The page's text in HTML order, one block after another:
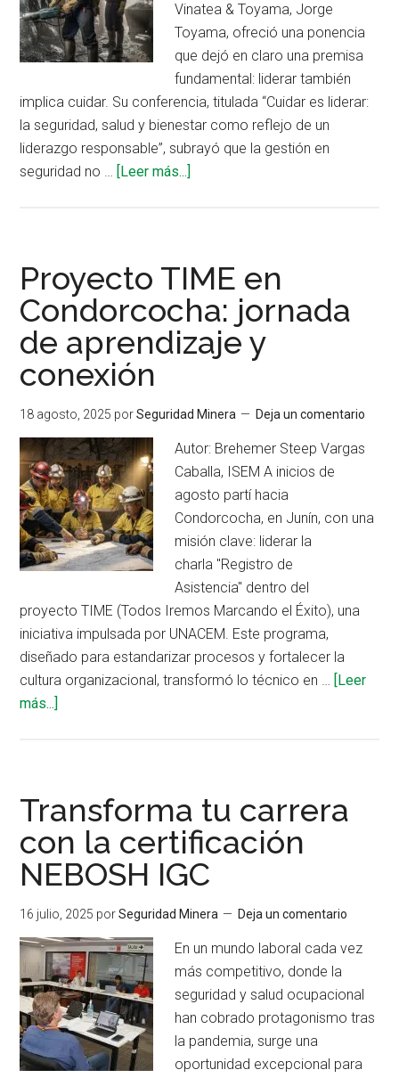
Vinatea & Toyama, Jorge
Toyama, ofreció una ponencia
que dejó en claro una premisa
fundamental: liderar también
implica cuidar. Su conferencia, titulada “Cuidar es liderar:
la seguridad, salud y bienestar como reflejo de un
liderazgo responsable”, subrayó que la gestión en
seguridad no … [Leer más...]
liderar:
la
seguridad
y
el
de
un
liderazgo
responsable
Proyecto TIME en
Condorcocha: jornada
de aprendizaje y
conexión
18 agosto, 2025 porSeguridad Minera Deja un comentario
Autor: Brehemer Steep Vargas
Caballa, ISEM A inicios de
agosto partí hacia
Condorcocha, en Junín, con una
misión clave: liderar la
charla "Registro de
Asistencia" dentro del
proyecto TIME (Todos Iremos Marcando el Éxito), una
iniciativa impulsada por UNACEM. Este programa,
diseñado para estandarizar procesos y fortalecer la
cultura organizacional, transformó lo técnico en … [Leer
más...]
Condorcocha:
jornada
de
aprendizaje
y
conexión
Transforma tu carrera
con la certificación
NEBOSH IGC
16 julio, 2025 porSeguridad Minera Deja un comentario
En un mundo laboral cada vez
más competitivo, donde la
seguridad y salud ocupacional
han cobrado protagonismo tras
la pandemia, surge una
oportunidad excepcional para